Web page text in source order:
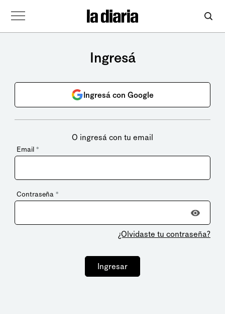
Ingresá
Ingresá con Google
O ingresá con tu email
Email *
Contraseña *
¿Olvidaste tu contraseña?
Ingresar